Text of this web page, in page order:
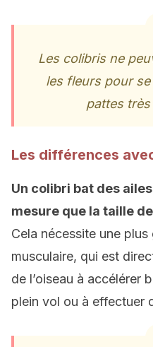
Les colibris ne
les fleurs pour
pattes
Les différences
Un colibri bat des
mesure que la taille
Cela nécessite une
musculaire, qui est
de l’oiseau à accélérer
plein vol ou à effectuer